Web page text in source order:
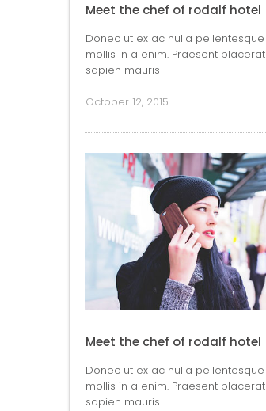
Meet the chef of rodalf hotel
Donec ut ex ac nulla pellentesque
mollis in a enim. Praesent placerat
sapien mauris
October 12, 2015
Meet the chef of rodalf hotel
Donec ut ex ac nulla pellentesque
mollis in a enim. Praesent placerat
sapien mauris